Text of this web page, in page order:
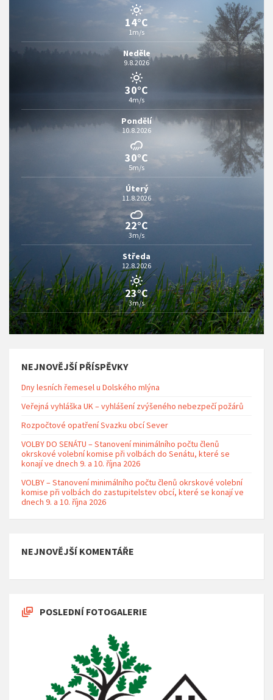
14°C
1m/s
Neděle
9.8.2026
30°C
4m/s
Pondělí
10.8.2026
30°C
5m/s
Úterý
11.8.2026
22°C
3m/s
Středa
12.8.2026
23°C
3m/s
NEJNOVĚJŠÍ PŘÍSPĚVKY
Dny lesních řemesel u Dolského mlýna
Veřejná vyhláška UK – vyhlášení zvýšeného nebezpečí požárů
Rozpočtové opatření Svazku obcí Sever
VOLBY DO SENÁTU – Stanovení minimálního počtu členů
okrskové volební komise při volbách do Senátu, které se
konají ve dnech 9. a 10. října 2026
VOLBY – Stanovení minimálního počtu členů okrskové volební
komise při volbách do zastupitelstev obcí, které se konají ve
dnech 9. a 10. října 2026
NEJNOVĚJŠÍ KOMENTÁŘE
POSLEDNÍ FOTOGALERIE